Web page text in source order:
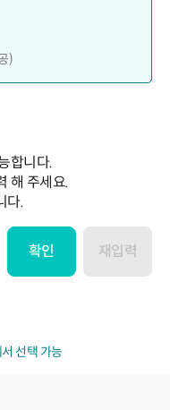
)
합니다.
해 주세요.
다.
확인 재입력
선택 가능